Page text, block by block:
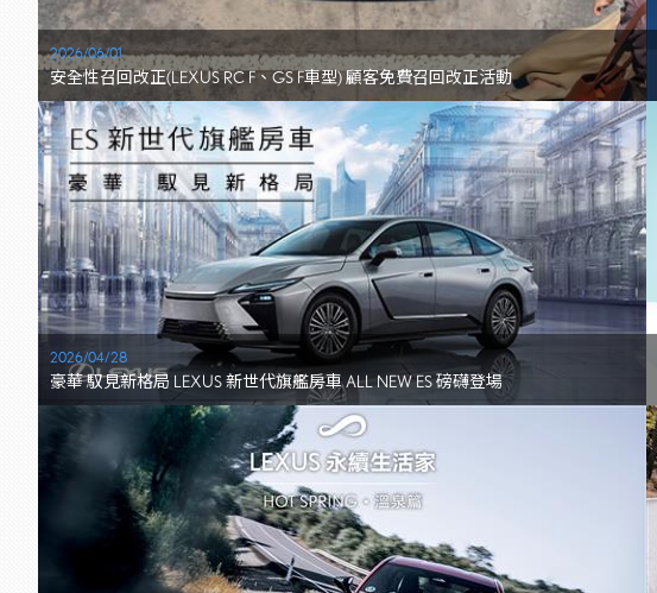
2026/06/01
安全性召回改正(LEXUS RC F、GS F車型) 顧客免費召回改正活動
2026/04/28
豪華 馭見新格局 LEXUS 新世代旗艦房車 ALL NEW ES 磅礴登場